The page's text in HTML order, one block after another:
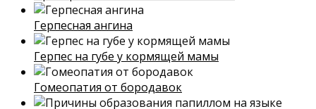
Герпесная ангина
Герпес на губе у кормящей мамы
Гомеопатия от бородавок